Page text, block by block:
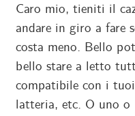
Caro mio, tieniti il
andare in giro a fare
costa meno. Bello
bello stare a letto
compatibile con i
latteria, etc. O uno